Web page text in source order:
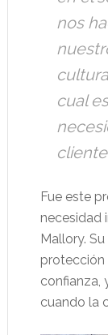
nos
cual
Fue este
necesidad
Mallory.
protección
confianza,
cuando la